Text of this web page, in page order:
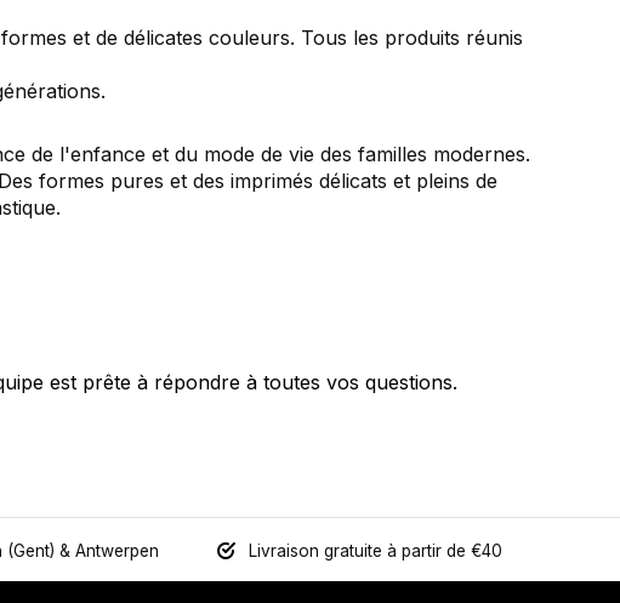
et de délicates couleurs. Tous les produits réunis
de l'enfance et du mode de vie des familles modernes.
formes pures et des imprimés délicats et pleins de
est prête à répondre à toutes vos questions.
& Antwerpen Livraison gratuite à partir de €40